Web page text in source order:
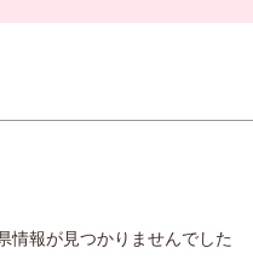
情報が見つかりませんでした